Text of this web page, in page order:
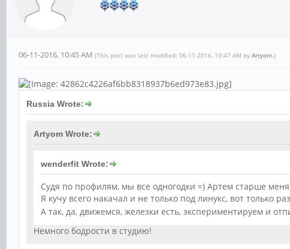
06-11-2016, 10:45 AM (This post was last modified: 06-11-2016, 10:47 AM by Artyom.)
Russia Wrote:
Artyom Wrote:
wenderfit Wrote:
Судя по профилям, мы все одногодки =) Артем старше
Я кучу всего накачал и не только под линукс, вот только
А так, да, движемся, железки есть, экспериментируем и
Немного бодрости в студию!